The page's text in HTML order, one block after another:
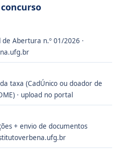
de Abertura n.º 01/2026 ·
taxa (CadÚnico ou doador de
· upload no portal
+ envio de documentos